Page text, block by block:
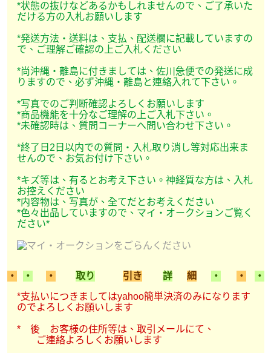
*状態の抜けなどあるかもしれませんので、ご了承いた
だける方の入札お願いします
*発送方法・送料は、支払、配送欄に記載していますの
で、ご理解ご確認の上ご入札ください
*尚沖縄・離島に付きましては、佐川急便での発送に成
りますので、必ず沖縄・離島と連絡入れて下さい。
*写真でのご判断確認よろしくお願いします
*商品機能を十分なご理解の上ご入札下さい。
*未確認時は、質問コーナーへ問い合わせ下さい。
*終了日2日以内での質問・入札取り消し等対応出来ま
せんので、お気お付け下さい。
*キズ等は、有るとお考え下さい。神経質な方は、入札
お控えください
*内容物は、写真が、全てだとお考えください
*色々出品していますので、マイ・オークションご覧く
ださい*
・ ・ ・ 取り 引き 詳 細 ・ ・
・
*支払いにつきましてはyahoo簡単決済のみになります
のでよろしくお願いします
* 後 お客様の住所等は、取引メールにて、
ご連絡よろしくお願いします